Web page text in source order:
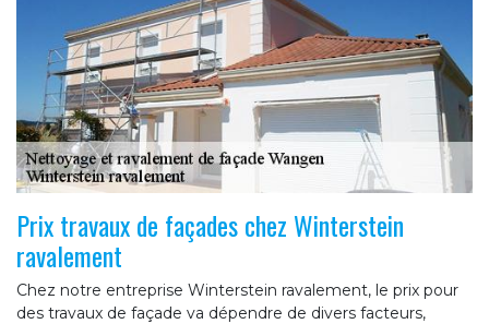
Prix travaux de façades chez Winterstein
ravalement
Chez notre entreprise Winterstein ravalement, le prix pour
des travaux de façade va dépendre de divers facteurs,